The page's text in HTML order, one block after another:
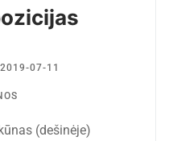
2019-07-11
(dešinėje)